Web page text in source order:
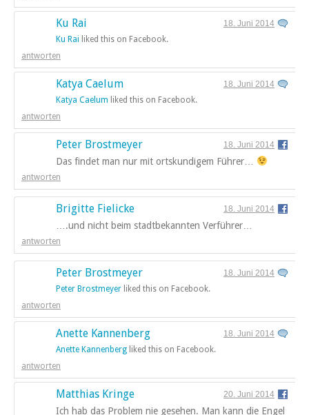
Ku Rai
18. Juni 2014
Ku Rai liked this on Facebook.
antworten
Katya Caelum
18. Juni 2014
Katya Caelum liked this on Facebook.
antworten
Peter Brostmeyer 18. Juni 2014
Das findet man nur mit ortskundigem Führer…
antworten
Brigitte Fielicke 18. Juni 2014
….und nicht beim stadtbekannten Verführer…
antworten
Peter Brostmeyer
18. Juni 2014
Peter Brostmeyer liked this on Facebook.
antworten
Anette Kannenberg
18. Juni 2014
Anette Kannenberg liked this on Facebook.
antworten
Matthias Kringe 20. Juni 2014
Ich hab das Problem nie gesehen. Man kann die Engel